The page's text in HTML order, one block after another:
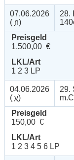
07.06.2026
( n)
28.
Preisgeld
1.500,00 €
LKL/Art
1 2 3 LP
04.06.2026
( v)
29.
Preisgeld
150,00 €
LKL/Art
1 2 3 4 5 6 LP